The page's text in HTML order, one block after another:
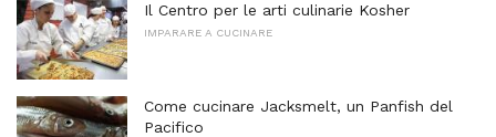
Il Centro per le arti culinarie Kosher
IMPARARE A CUCINARE
Come cucinare Jacksmelt, un Panfish del
Pacifico